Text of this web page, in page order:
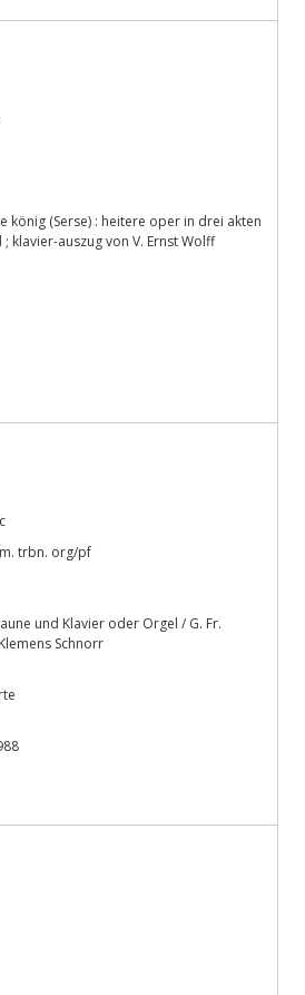
könig (Serse) : heitere oper in drei akten
klavier-auszug von V. Ernst Wolff
trbn. org/pf
und Klavier oder Orgel / G. Fr.
Schnorr